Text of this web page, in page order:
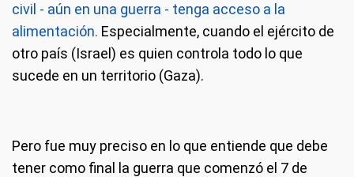
civil - aún en una guerra - tenga acceso a la
alimentación. Especialmente, cuando el ejército de
otro país (Israel) es quien controla todo lo que
sucede en un territorio (Gaza).
Pero fue muy preciso en lo que entiende que debe
tener como final la guerra que comenzó el 7 de